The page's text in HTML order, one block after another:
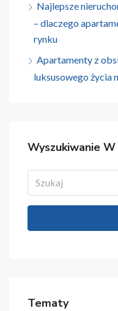
Najlepsze
– dlaczego
rynku
Apartamenty z
luksusowego życia
Wyszukiwanie
Tematy